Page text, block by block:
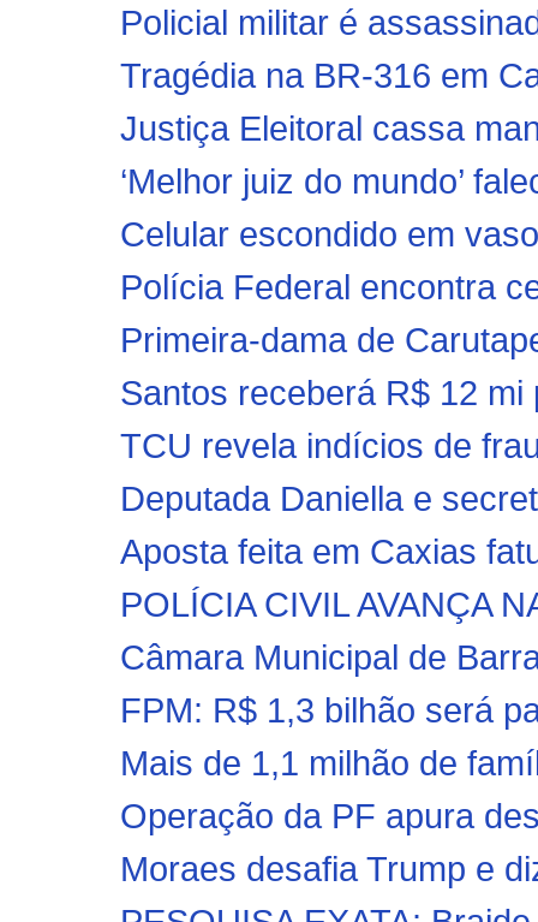
Policial militar é
Tragédia na BR-316 em
Justiça Eleitoral cassa
‘Melhor juiz do mundo’
Celular escondido em
Polícia Federal encontra
Primeira-dama de
Santos receberá R$ 12
TCU revela indícios de
Deputada Daniella e
Aposta feita em Caxias
POLÍCIA CIVIL AVANÇA
Câmara Municipal de
FPM: R$ 1,3 bilhão será
Mais de 1,1 milhão de
Operação da PF apura
Moraes desafia Trump e